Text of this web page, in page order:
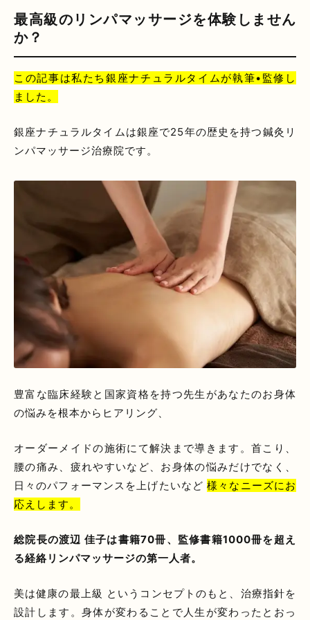
最高級のリンパマッサージを体験しません
か？
この記事は私たち銀座ナチュラルタイムが執筆•監修し
ました。
銀座ナチュラルタイムは銀座で25年の歴史を持つ鍼灸リ
ンパマッサージ治療院です。
豊富な臨床経験と国家資格を持つ先生があなたのお身体
の悩みを根本からヒアリング、
オーダーメイドの施術にて解決まで導きます。首こり、
腰の痛み、疲れやすいなど、お身体の悩みだけでなく、
日々のパフォーマンスを上げたいなど様々なニーズにお
応えします。
総院長の渡辺 佳子は書籍70冊、監修書籍1000冊を超え
る経絡リンパマッサージの第一人者。
美は健康の最上級 というコンセプトのもと、治療指針を
設計します。身体が変わることで人生が変わったとおっ